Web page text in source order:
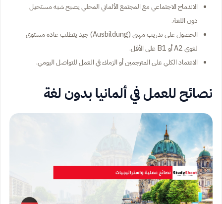
الاندماج الاجتماعي مع المجتمع الألماني المحلي يصبح شبه مستحيل
دون اللغة.
الحصول على تدريب مهني (Ausbildung) جيد يتطلب عادة مستوى
لغوي A2 أو B1 على الأقل.
الاعتماد الكلي على المترجمين أو الزملاء في العمل للتواصل اليومي.
نصائح للعمل في ألمانيا بدون لغة